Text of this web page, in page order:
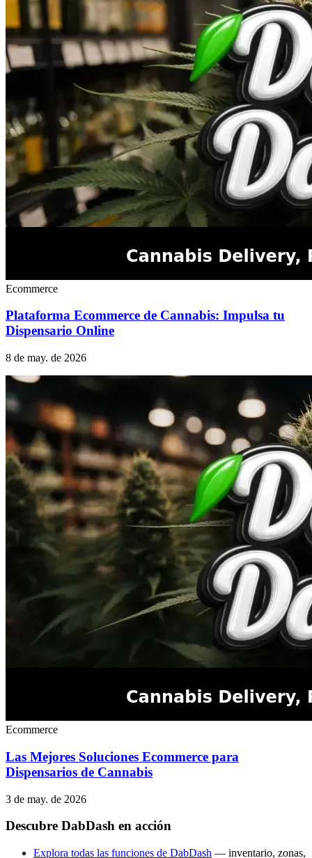
Ecommerce
Plataforma Ecommerce de Cannabis: Impulsa tu
Dispensario Online
8 de may. de 2026
Ecommerce
Las Mejores Soluciones Ecommerce para
Dispensarios de Cannabis
3 de may. de 2026
Descubre DabDash en acción
Explora todas las funciones de DabDash — inventario, zonas,